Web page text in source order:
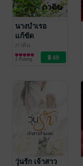
นางบำเรอ
แก้ขัด
ภาคิน
นิยายโรมานซ์
1 Rating
วุ่นรัก เจ้าสาว